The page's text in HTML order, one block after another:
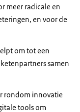
meer radicale en
en voor de
om tot een
samen
rondom innovatie
tools om